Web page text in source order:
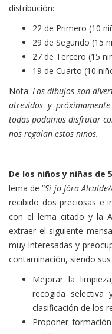
distribución:
22 de Primero (10
29 de Segundo (15
27 de Tercero (15
19 de Cuarto (10
Nota:Los dibujos son
atrevidos y
todas podamos disfrutar
nos regalan estos niños.
De los niños y niñas de
lema de “Si jo fóra
recibido dos preciosas e
con el lema citado y la
extraer el siguiente
muy interesadas y
contaminación, siendo
Mejorar la
recogida
clasificación de los
Proponer